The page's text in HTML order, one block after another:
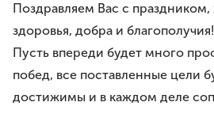
Буклеты
Видео
Контакты
Поздравляем Вас с
здоровья, добра и благополучия!
Пусть впереди будет много
побед, все поставленные цели
достижимы и в каждом деле